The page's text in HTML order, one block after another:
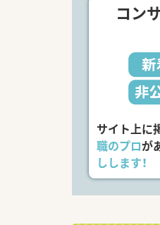
コン
サイト上に
職のプロが
しします！